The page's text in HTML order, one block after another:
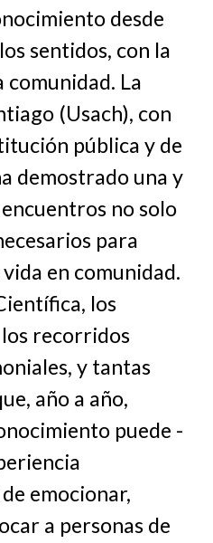
desde
sentidos, con la
comunidad. La
(Usach), con
pública y de
demostrado una y
no solo
para
en comunidad.
los
recorridos
y tantas
año a año,
puede -
emocionar,
a personas de